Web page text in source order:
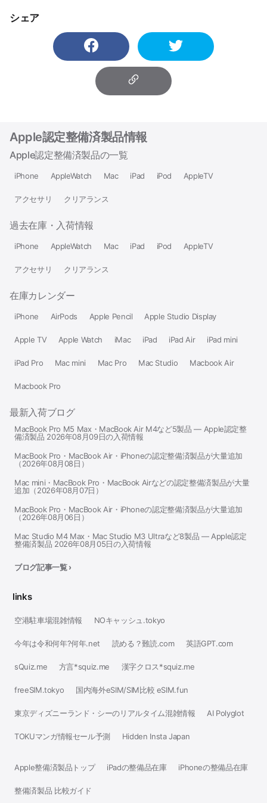
シェア
Apple認定整備済製品情報
Apple認定整備済製品の一覧
iPhone AppleWatch Mac iPad iPod AppleTV
アクセサリ クリアランス
過去在庫・入荷情報
iPhone AppleWatch Mac iPad iPod AppleTV
アクセサリ クリアランス
在庫カレンダー
iPhone AirPods Apple Pencil Apple Studio Display
Apple TV Apple Watch iMac iPad iPad Air iPad mini
iPad Pro Mac mini Mac Pro Mac Studio Macbook Air
Macbook Pro
最新入荷ブログ
MacBook Pro M5 Max・MacBook Air M4など5製品 — Apple認定整
備済製品 2026年08月09日の入荷情報
MacBook Pro・MacBook Air・iPhoneの認定整備済製品が大量追加
（2026年08月08日）
Mac mini・MacBook Pro・MacBook Airなどの認定整備済製品が大量
追加（2026年08月07日）
MacBook Pro・MacBook Air・iPhoneの認定整備済製品が大量追加
（2026年08月06日）
Mac Studio M4 Max・Mac Studio M3 Ultraなど8製品 — Apple認定
整備済製品 2026年08月05日の入荷情報
ブログ記事一覧 ›
links
空港駐車場混雑情報 NOキャッシュ.tokyo
今年は令和何年?何年.net 読める？難読.com 英語GPT.com
sQuiz.me 方言*squiz.me 漢字クロス*squiz.me
freeSIM.tokyo 国内海外eSIM/SIM比較 eSIM.fun
東京ディズニーランド・シーのリアルタイム混雑情報 AI Polyglot
TOKUマンガ情報セール予測 Hidden Insta Japan
Apple整備済製品トップ iPadの整備品在庫 iPhoneの整備品在庫
整備済製品 比較ガイド